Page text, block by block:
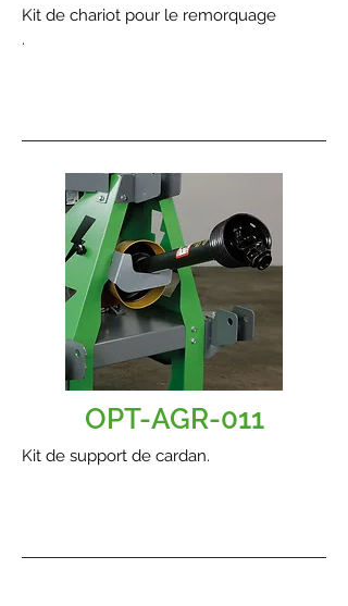
Kit de chariot pour le remorquage
.
OPT-AGR-011
Kit de support de cardan.